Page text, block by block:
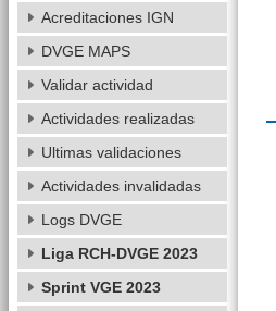
Acreditaciones IGN
DVGE MAPS
Validar actividad
Actividades realizadas
Ultimas validaciones
Actividades invalidadas
Logs DVGE
Liga RCH-DVGE 2023
Sprint VGE 2023